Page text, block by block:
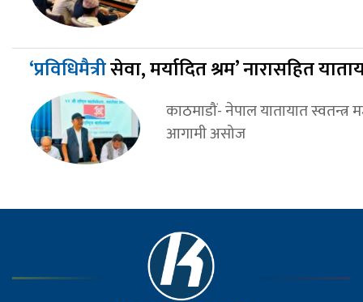
‘प्रविधिमैत्रीसेवा, मर्यादित श्रम’ नारासहित
काठमाडौं- नेपाल यातायात
आगामी असोज